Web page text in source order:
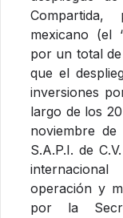
mexicano (el
por un total
que el
inversiones
largo de los
noviembre
S.A.P.I. de
operación y
por la